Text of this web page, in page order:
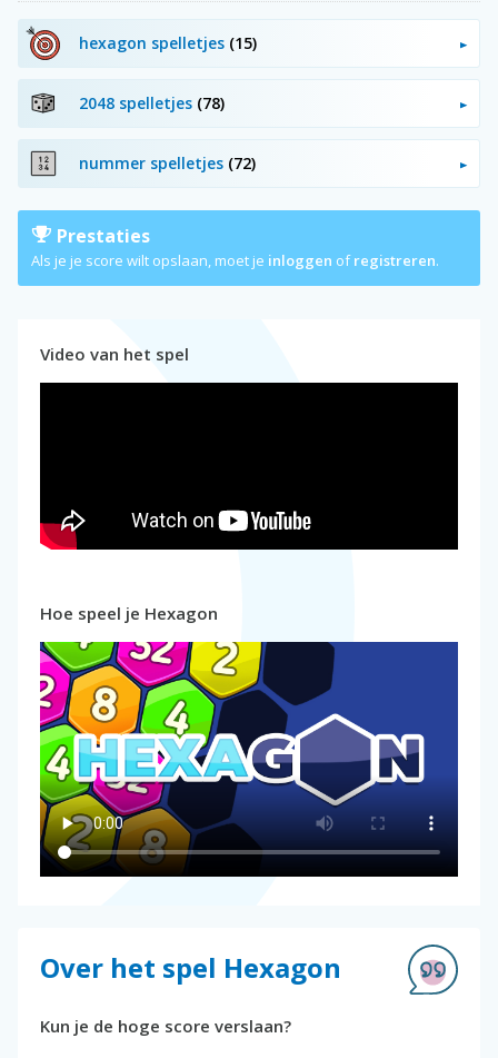
hexagon spelletjes (15)
2048 spelletjes (78)
nummer spelletjes (72)
Prestaties
Als je je score wilt opslaan, moet je inloggen ofregistreren.
Video van het spel
Hoe speel je Hexagon
Over het spel Hexagon
Kun je de hoge score verslaan?